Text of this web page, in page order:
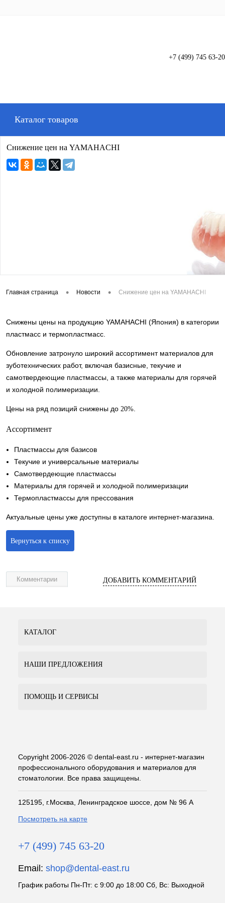
+7 (499) 745 63-20
Каталог товаров
Снижение цен на YAMAHACHI
Главная страница • Новости • Снижение цен на YAMAHACHI
Снижены цены на продукцию YAMAHACHI (Япония) в категории
пластмасс и термопластмасс.
Обновление затронуло широкий ассортимент материалов для
зуботехнических работ, включая базисные, текучие и
самотвердеющие пластмассы, а также материалы для горячей
и холодной полимеризации.
Цены на ряд позиций снижены до 20%
Ассортимент
Пластмассы для базисов
Текучие и универсальные материалы
Самотвердеющие пластмассы
Материалы для горячей и холодной полимеризации
Термопластмассы для прессования
Актуальные цены уже доступны в каталоге интернет-магазина.
Вернуться к списку
Комментарии ДОБАВИТЬ КОММЕНТАРИЙ
КАТАЛОГ
НАШИ ПРЕДЛОЖЕНИЯ
ПОМОЩЬ И СЕРВИСЫ
Copyright 2006-2026 © dental-east.ru - интернет-магазин
профессионального оборудования и материалов для
стоматологии. Все права защищены.
125195, г.Москва, Ленинградское шоссе, дом № 96 А
Посмотреть на карте
+7 (499) 745 63-20
Email: shop@dental-east.ru
График работы Пн-Пт: с 9:00 до 18:00 Сб, Вс: Выходной